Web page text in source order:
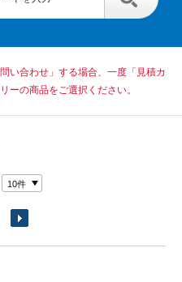
い合わせ」する場合、一度「見積カ
ーの商品をご選択ください。
10件